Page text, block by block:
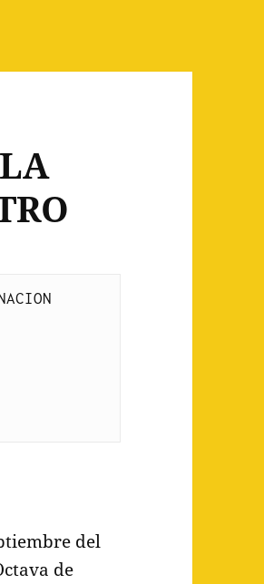
del
de